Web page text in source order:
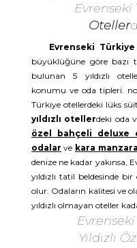
Evrenseki
Oteller
Evrenseki Türkiye
büyüklüğüne göre bazı
bulunan 5 yıldızlı
konumu ve oda tipleri.
Türkiye otellerdeki lüks
yıldızlı otellerdeki oda
özel bahçeli deluxe
odalar ve kara
denize ne kadar yakınsa,
yıldızlı tatil beldesinde
olur. Odaların kalitesi ve
yıldızlı olmayan oteller
Yıldızlı